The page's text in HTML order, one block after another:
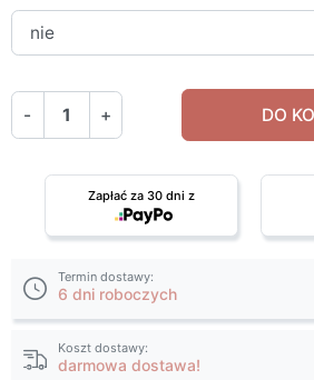
- + DO
Zapłać za 30 dni z
Termin dostawy:
6 dni roboczych
Koszt dostawy:
darmowa dostawa!